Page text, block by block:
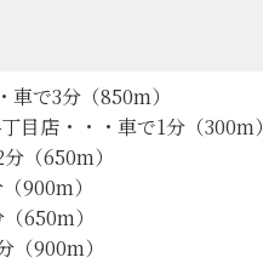
で3分（850m）
目店・・・車で1分（300m）
（650m）
900m）
650m）
（900m）